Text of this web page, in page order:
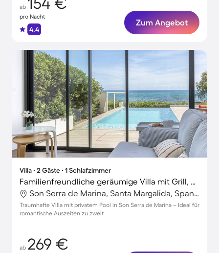
ab
pro Nacht
4.4
Zum Angebot
Villa ∙ 2 Gäste ∙ 1 Schlafzimmer
Familienfreundliche geräumige Villa mit Grill, privatem Pool und Terrasse | Strand in der Nähe
Son Serra de Marina, Santa Margalida, Spanien
Traumhafte Villa mit privatem Pool in Son Serra de Marina – Ideal für
romantische Auszeiten zu zweit
ab 269 €